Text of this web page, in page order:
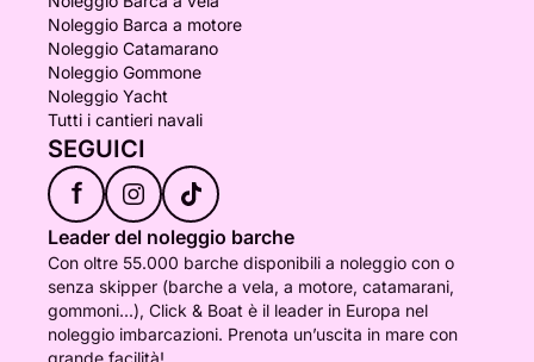
Noleggio Barca a motore
Noleggio Catamarano
Noleggio Gommone
Noleggio Yacht
Tutti i cantieri navali
SEGUICI
f
Leader del noleggio barche
Con oltre 55.000 barche disponibili a noleggio con o
senza skipper (barche a vela, a motore, catamarani,
gommoni...), Click & Boat è il leader in Europa nel
noleggio imbarcazioni. Prenota un’uscita in mare con
grande facilità!